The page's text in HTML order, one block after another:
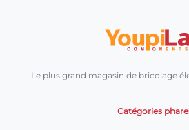
Le plus grand magasin de bricolage
Catégories